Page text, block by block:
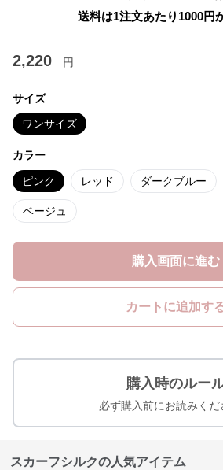
送料は1注文あたり 1000円
2,220 円
サイズ
ワンサイズ
カラー
ピンク レッド ダークブルー
ベージュ
購入画面に進む
カートに追加す
購入時のルー
必ず購入前にお読みくだ
スカーフシルクの人気アイテム